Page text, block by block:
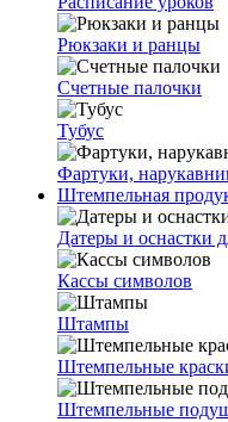
Рюкзаки и ранцы
Счетные палочки
Тубус
Фартуки,
Штемпельная
Датеры и оснастки
Кассы символов
Штампы
Штемпельные
Штемпельные